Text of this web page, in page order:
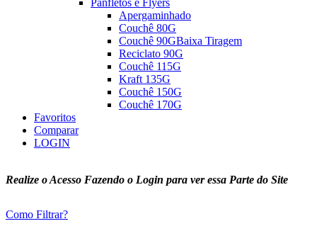
Panfletos e Flyers
Apergaminhado
Couchê 80G
Couchê 90GBaixa Tiragem
Reciclato 90G
Couchê 115G
Kraft 135G
Couchê 150G
Couchê 170G
Favoritos
Comparar
LOGIN
Realize o Acesso Fazendo o Login para ver essa Parte do Site
Como Filtrar?